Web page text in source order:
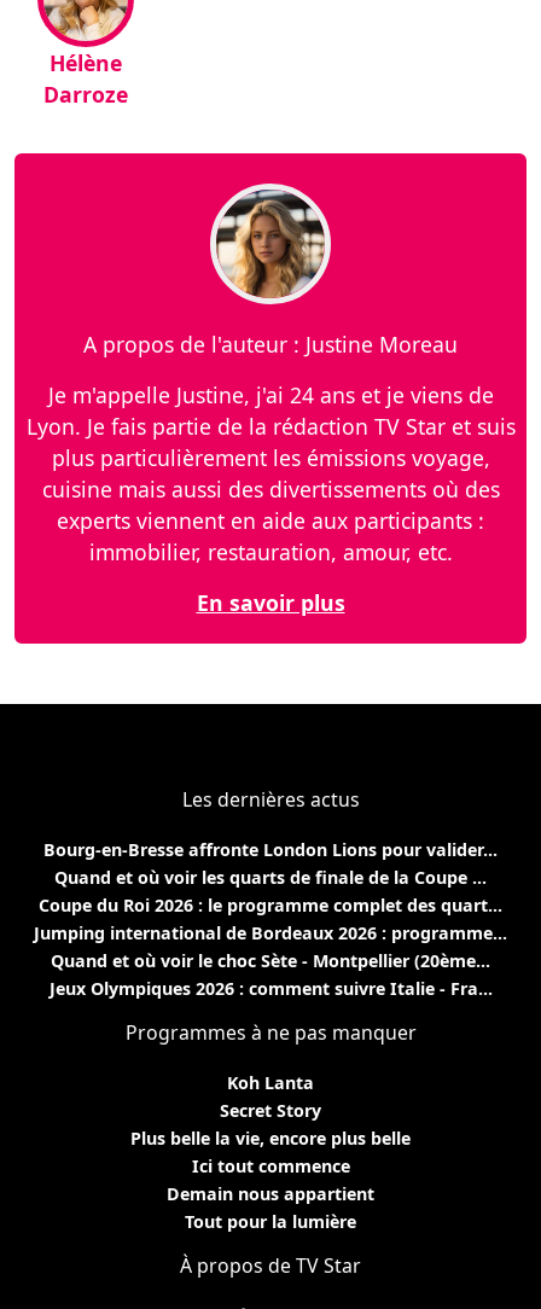
Hélène
Darroze
A propos de l'auteur : Justine Moreau
Je m'appelle Justine, j'ai 24 ans et je viens de
Lyon. Je fais partie de la rédaction TV Star et suis
plus particulièrement les émissions voyage,
cuisine mais aussi des divertissements où des
experts viennent en aide aux participants :
immobilier, restauration, amour, etc.
En savoir plus
Les dernières actus
Bourg-en-Bresse affronte London Lions pour valider...
Quand et où voir les quarts de finale de la Coupe ...
Coupe du Roi 2026 : le programme complet des quart...
Jumping international de Bordeaux 2026 : programme...
Quand et où voir le choc Sète - Montpellier (20ème...
Jeux Olympiques 2026 : comment suivre Italie - Fra...
Programmes à ne pas manquer
Koh Lanta
Secret Story
Plus belle la vie, encore plus belle
Ici tout commence
Demain nous appartient
Tout pour la lumière
À propos de TV Star